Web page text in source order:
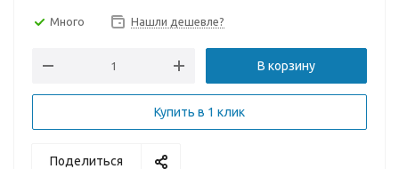
Много Нашли дешевле?
В корзину
Купить в 1 клик
Поделиться